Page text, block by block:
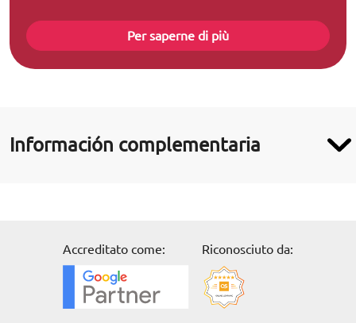
Per saperne di più
Información complementaria
Accreditato come: Riconosciuto da: